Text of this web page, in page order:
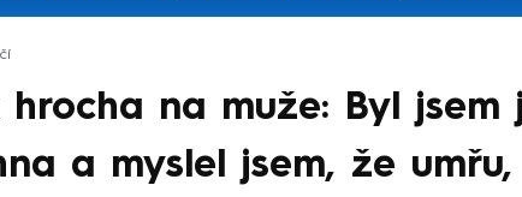
hrocha na muže: Byl jsem
a myslel jsem, že